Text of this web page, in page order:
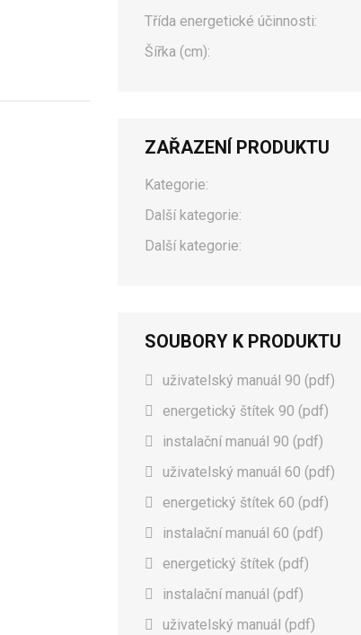
Třída energetické účinnosti:
Šířka (cm):
ZAŘAZENÍ PRODUKTU
Kategorie:
Další kategorie:
Další kategorie:
SOUBORY K PRODUKTU
uživatelský manuál 90 (pdf)
energetický štítek 90 (pdf)
instalační manuál 90 (pdf)
uživatelský manuál 60 (pdf)
energetický štítek 60 (pdf)
instalační manuál 60 (pdf)
energetický štítek (pdf)
instalační manuál (pdf)
uživatelský manuál (pdf)